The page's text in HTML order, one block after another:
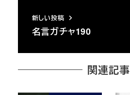
新しい投稿
名言ガチャ190
関連記事